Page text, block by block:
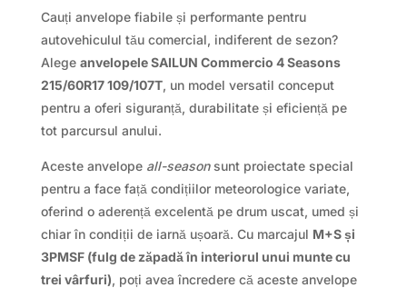
Cauți anvelope fiabile și performante pentru
autovehiculul tău comercial, indiferent de sezon?
Alege anvelopele SAILUN Commercio 4 Seasons
215/60R17 109/107T, un model versatil conceput
pentru a oferi siguranță, durabilitate și eficiență pe
tot parcursul anului.
Aceste anvelope all-seasonsunt proiectate special
pentru a face față condițiilor meteorologice variate,
oferind o aderență excelentă pe drum uscat, umed și
chiar în condiții de iarnă ușoară. Cu marcajul M+S și
3PMSF (fulg de zăpadă în interiorul unui munte cu
trei vârfuri), poți avea încredere că aceste anvelope